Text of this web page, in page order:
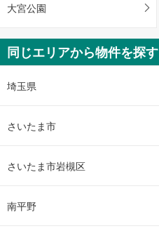
大宮公園
同じエリアから物件を探す
埼玉県
さいたま市
さいたま市岩槻区
南平野